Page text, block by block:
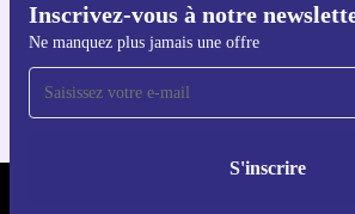
Inscrivez-vous à notre
Ne manquez plus jamais une offre
S'inscrire
Téléchargez
Pour iOS et Android